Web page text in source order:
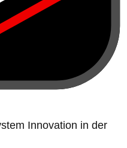
Innovation in der